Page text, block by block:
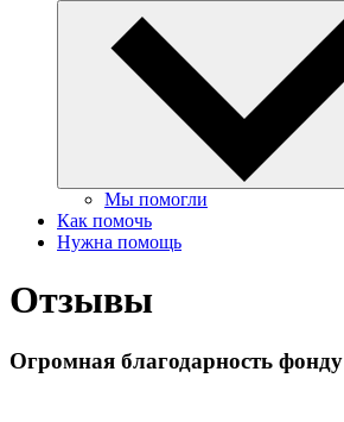
Мы помогли
Как помочь
Нужна помощь
Отзывы
Огромная благодарность фонду